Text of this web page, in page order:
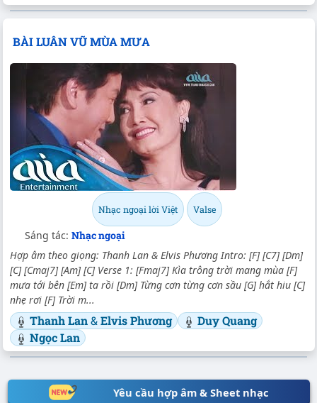
BÀI LUÂN VŨ MÙA MƯA
Nhạc ngoại lời Việt Valse
Sáng tác: Nhạc ngoại
Hợp âm theo giọng: Thanh Lan & Elvis Phương Intro: [F] [C7] [Dm]
[C] [Cmaj7] [Am] [C] Verse 1: [Fmaj7] Kìa trông trời mang mùa [F]
mưa tới bên [Em] ta rồi [Dm] Từng cơn từng cơn sầu [G] hắt hiu [C]
nhẹ rơi [F] Trời m...
Thanh Lan&Elvis Phương
Duy Quang
Ngọc Lan
Yêu cầu hợp âm & Sheet nhạc